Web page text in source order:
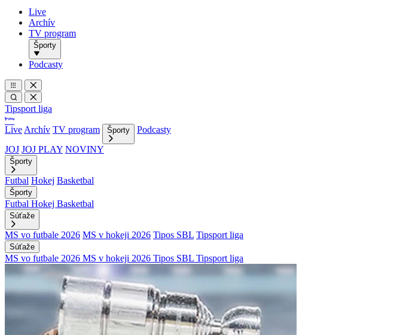
Live
Archív
TV program
Športy
Podcasty
Tipsport liga
Live Archív TV program Športy
Podcasty
JOJ JOJ PLAY NOVINY
Športy
Futbal Hokej Basketbal
Športy
Futbal Hokej Basketbal
Súťaže
MS vo futbale 2026 MS v hokeji 2026 Tipos SBL Tipsport liga
Súťaže
MS vo futbale 2026 MS v hokeji 2026 Tipos SBL Tipsport liga